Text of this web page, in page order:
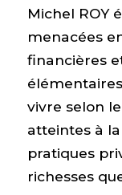
Michel ROY
menacées
financières
vivre selon
atteintes à
pratiques
richesses